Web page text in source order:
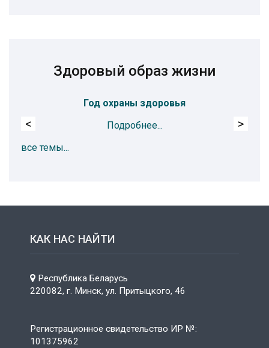
Здоровый образ жизни
Год охраны здоровья
Подробнее...
< >
все темы...
КАК НАС НАЙТИ
Республика Беларусь
220082, г. Минск, ул. Притыцкого, 46
Регистрационное свидетельство ИР №:
101375962